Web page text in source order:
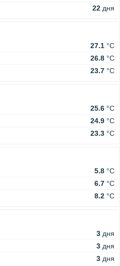
22 дня
27.1 °C
26.8 °C
23.7 °C
25.6 °C
24.9 °C
23.3 °C
5.8 °C
6.7 °C
8.2 °C
3 дня
3 дня
3 дня